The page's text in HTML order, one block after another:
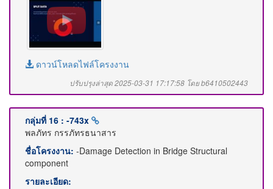
ดาวน์โหลดไฟล์โครงงาน
ปรับปรุงล่าสุด 2025-03-31 17:17:58 โดย b6410502443
กลุ่มที่ 16 : -743x
พลภัทร กรรภัทรธนาสาร
ชื่อโครงงาน: -Damage Detection in Bridge Structural
component
รายละเอียด: